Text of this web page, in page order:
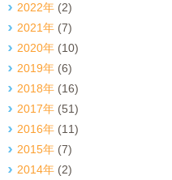
2022年 (2)
2021年 (7)
2020年 (10)
2019年 (6)
2018年 (16)
2017年 (51)
2016年 (11)
2015年 (7)
2014年 (2)